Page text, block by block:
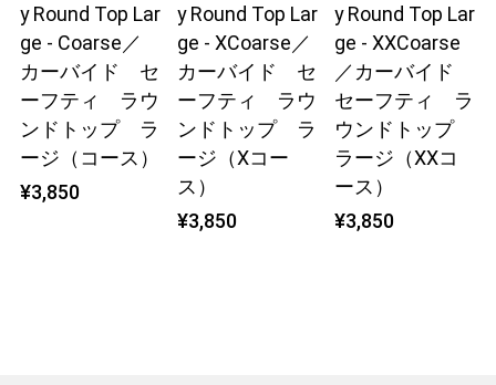
y Round Top Lar
ge - Coarse／
カーバイド セ
ーフティ ラウ
ンドトップ ラ
ージ（コース）
¥3,850
y Round Top Lar
ge - XCoarse／
カーバイド セ
ーフティ ラウ
ンドトップ ラ
ージ（Xコー
ス）
¥3,850
y Round Top Lar
ge - XXCoarse
／カーバイド
セーフティ ラ
ウンドトップ
ラージ（XXコ
ース）
¥3,850